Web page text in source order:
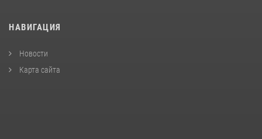
НАВИГАЦИЯ
Новости
Карта сайта